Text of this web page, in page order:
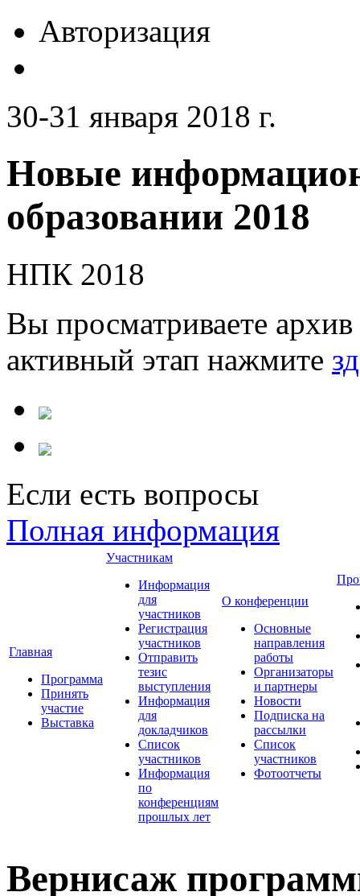
Авторизация
30-31 января 2018 г.
Новые
образовании 2018
НПК 2018
Вы просматриваете
активный этап нажмите
Если есть вопросы
Полная информация
Главная
Программа
Принять
участие
Выставка
Участникам
Информация
для
участников
Регистрация
участников
Отправить
тезис
выступления
Информация
для
докладчиков
Список
участников
Информация
по
конференциям
прошлых лет
О конференции
Основные
направления
работы
Организаторы
и партнеры
Новости
Подписка на
рассылки
Список
участников
Фотоотчеты
Вернисаж